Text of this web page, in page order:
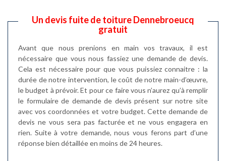
Un devis fuite de toiture Dennebroeucq
gratuit
Avant que nous prenions en main vos travaux, il est
nécessaire que vous nous fassiez une demande de devis.
Cela est nécessaire pour que vous puissiez connaitre : la
durée de notre intervention, le coût de notre main-d’œuvre,
le budget à prévoir. Et pour ce faire vous n’aurez qu’à remplir
le formulaire de demande de devis présent sur notre site
avec vos coordonnées et votre budget. Cette demande de
devis ne vous sera pas facturée et ne vous engagera en
rien. Suite à votre demande, nous vous ferons part d’une
réponse bien détaillée en moins de 24 heures.